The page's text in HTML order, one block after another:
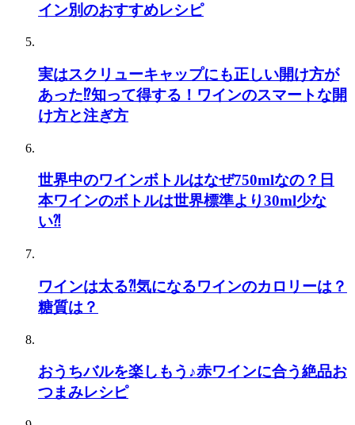
イン別のおすすめレシピ
実はスクリューキャップにも正しい開け方が
あった⁉知って得する！ワインのスマートな開
け方と注ぎ方
世界中のワインボトルはなぜ750mlなの？日
本ワインのボトルは世界標準より30ml少な
い⁈
ワインは太る⁈気になるワインのカロリーは？
糖質は？
おうちバルを楽しもう♪赤ワインに合う絶品お
つまみレシピ